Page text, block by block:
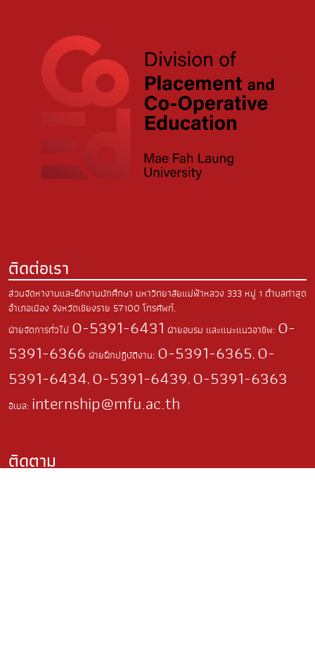
ติดต่อเรา
ส่วนจัดหางานและฝึกงานนักศึกษา มหาวิทยาลัยแม่ฟ้าหลวง 333 หมู่ 1 ตำบลท่าสุด
อำเภอเมือง จังหวัดเชียงราย 57100 โทรศัพท์.
ฝ่ายจัดการทั่วไป 0-5391-6431 ฝ่ายอบรม และแนะแนวอาชีพ: 0-
5391-6366 ฝ่ายฝึกปฏิบัติงาน: 0-5391-6365, 0-
5391-6434, 0-5391-6439, 0-5391-6363
อีเมล: internship@mfu.ac.th
ติดตาม